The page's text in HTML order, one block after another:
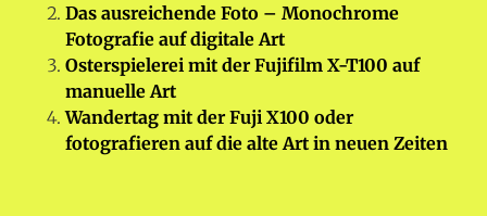
Das ausreichende Foto – Monochrome
Fotografie auf digitale Art
Osterspielerei mit der Fujifilm X-T100 auf
manuelle Art
Wandertag mit der Fuji X100 oder
fotografieren auf die alte Art in neuen Zeiten